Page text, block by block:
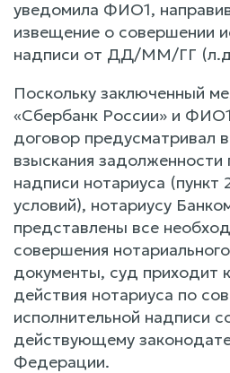
уведомила ФИО1,
извещение о совершении
надписи от ДД/ММ/ГГ
Поскольку заключенный
«Сбербанк России» и
договор предусматривал
взыскания задолженности
надписи нотариуса (пункт
условий), нотариусу
представлены все
совершения
документы, суд приходит
действия нотариуса по
исполнительной надписи
действующему
Федерации.